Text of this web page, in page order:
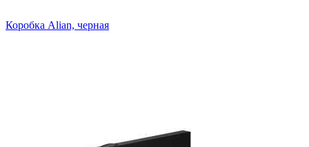
Коробка Alian, черная